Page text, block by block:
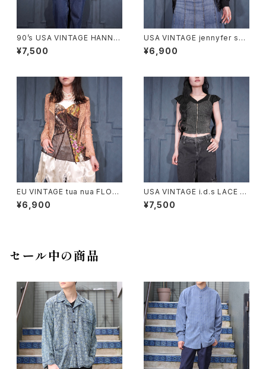
90’s USA VINTAGE HANNA
LINGERIE HEART PATTERN
ED LACE RIBBON DESIGN L
着ハート柄レースリボンデザイ
ンランジェリーキャミソール
¥7,500
USA VINTAGE jennyfer sec
ret ALL LACE DESIGN CAMI
SOLE/アメリカ古着総レースデ
¥6,900
EU VINTAGE tua nua FLOW
ER ANIMAL PATTERNED DE
SIGN LACE CAMISOLE/ヨー
¥6,900
USA VINTAGE i.d.s LACE U
P DESIGN BLACK DENIM B
USTIER/アメリカ古着レースア
¥7,500
セール中の商品